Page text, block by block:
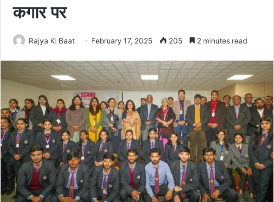
कगार पर
Rajya Ki Baat February 17, 2025 205 2 minutes read